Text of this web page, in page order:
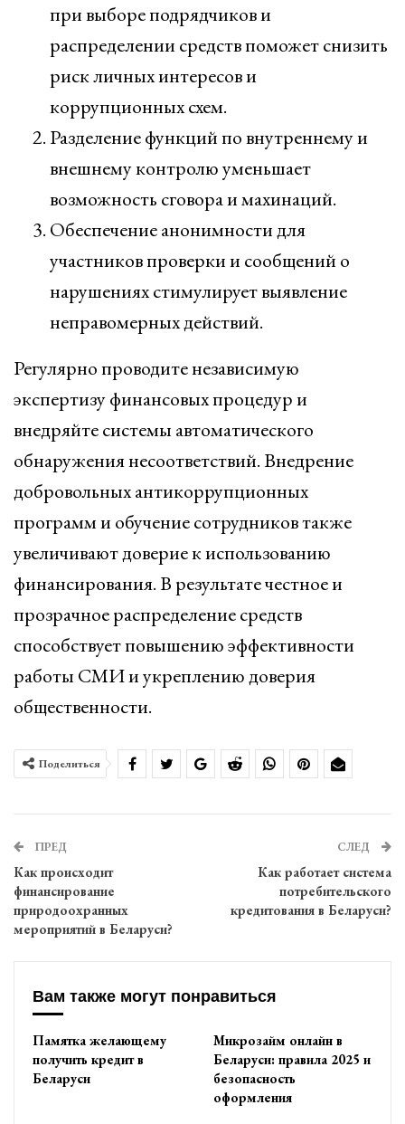
при выборе подрядчиков и
распределении средств поможет снизить
риск личных интересов и
коррупционных схем.
Разделение функций по внутреннему и
внешнему контролю уменьшает
возможность сговора и махинаций.
Обеспечение анонимности для
участников проверки и сообщений о
нарушениях стимулирует выявление
неправомерных действий.
Регулярно проводите независимую
экспертизу финансовых процедур и
внедряйте системы автоматического
обнаружения несоответствий. Внедрение
добровольных антикоррупционных
программ и обучение сотрудников также
увеличивают доверие к использованию
финансирования. В результате честное и
прозрачное распределение средств
способствует повышению эффективности
работы СМИ и укреплению доверия
общественности.
Поделиться
ПРЕД
Как происходит
финансирование
природоохранных
мероприятий в Беларуси?
СЛЕД
Как работает система
потребительского
кредитования в Беларуси?
Вам также могут понравиться
Памятка желающему
получить кредит в
Беларуси
Микрозайм онлайн в
Беларуси: правила 2025 и
безопасность
оформления